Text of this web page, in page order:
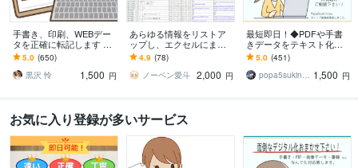
手書き、印刷、WEBデー
タを正確に転記します 返
信・見積り早め◎土日祝
や夜も対応可
5.0 (650)
黒沢 怜
1,500 円
あらゆる情報をリストア
ップし、エクセルにまと
めます データ1件あたり4
円～！迅速かつ丁寧に対
応します！！
4.9 (78)
ノーベン愛斗 2,000 円
最短即日！◆PDFや手書
きデータをテキスト化し
ます 時間が無くてテキス
ト化したいのに出来ない
という方におすすめ！
5.0 (451)
popa5sukintsu 1,500 円
お気に入り登録が多いサービス